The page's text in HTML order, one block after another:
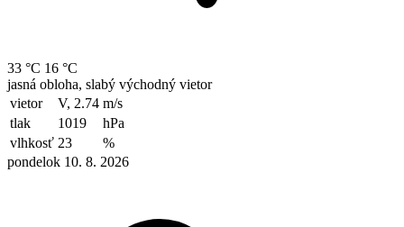
33 °C 16 °C
jasná obloha, slabý východný vietor
vietor
V, 2.74 m/s
tlak
1019
hPa
vlhkosť 23
%
pondelok 10. 8. 2026